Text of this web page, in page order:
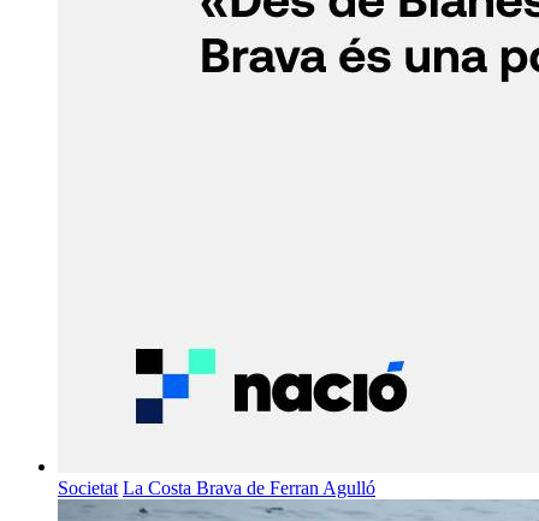
Societat La Costa Brava de Ferran Agulló